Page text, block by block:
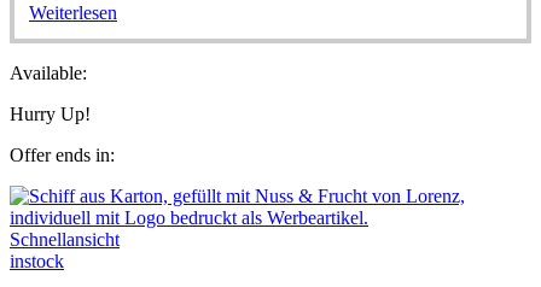
Weiterlesen
Available:
Hurry Up!
Offer ends in:
Schnellansicht
instock